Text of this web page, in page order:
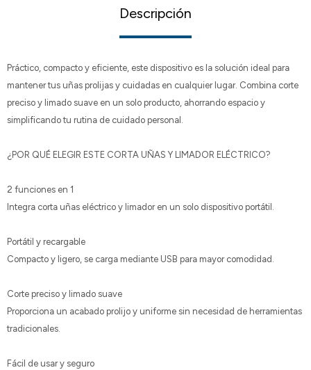
Descripción
Práctico, compacto y eficiente, este dispositivo es la solución ideal para
mantener tus uñas prolijas y cuidadas en cualquier lugar. Combina corte
preciso y limado suave en un solo producto, ahorrando espacio y
simplificando tu rutina de cuidado personal.
¿POR QUÉ ELEGIR ESTE CORTA UÑAS Y LIMADOR ELÉCTRICO?
2 funciones en 1
Integra corta uñas eléctrico y limador en un solo dispositivo portátil.
Portátil y recargable
Compacto y ligero, se carga mediante USB para mayor comodidad.
Corte preciso y limado suave
Proporciona un acabado prolijo y uniforme sin necesidad de herramientas
tradicionales.
Fácil de usar y seguro